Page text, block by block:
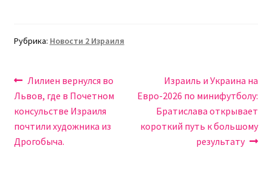
Рубрика: Новости 2 Израиля
Навигация
по
записям
Предыдущая
запись:
Лилиен вернулся во
Львов, где в Почетном
консульстве Израиля
почтили художника из
Дрогобыча.
Следующая
запись:
Израиль и Украина на
Евро-2026 по минифутболу:
Братислава открывает
короткий путь к большому
результату